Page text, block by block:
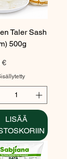
Taler Sash
500g
€
LISÄÄ